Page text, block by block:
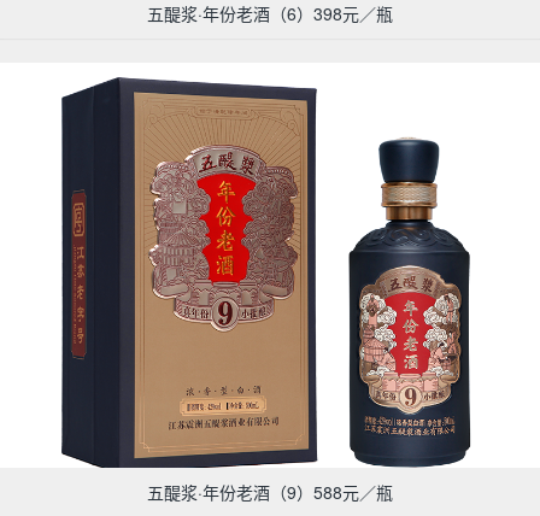
五醍浆·年份老酒（6）398元／瓶
五醍浆·年份老酒（9）588元／瓶